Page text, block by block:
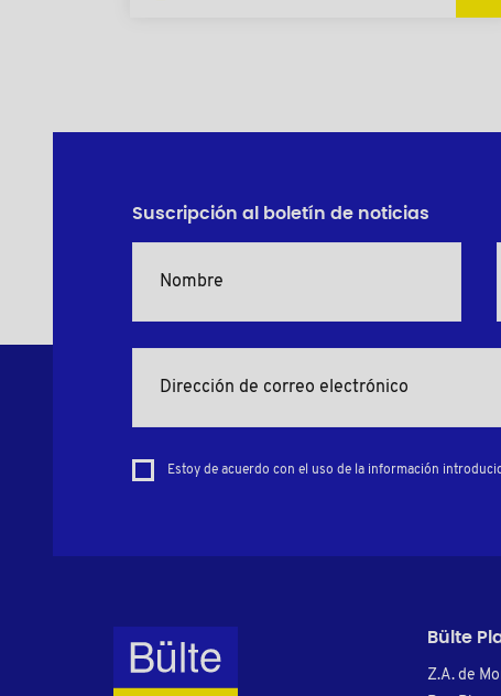
Suscripción al boletín de noticias
Estoy de acuerdo con el uso de la información
Bülte
Z.A. de